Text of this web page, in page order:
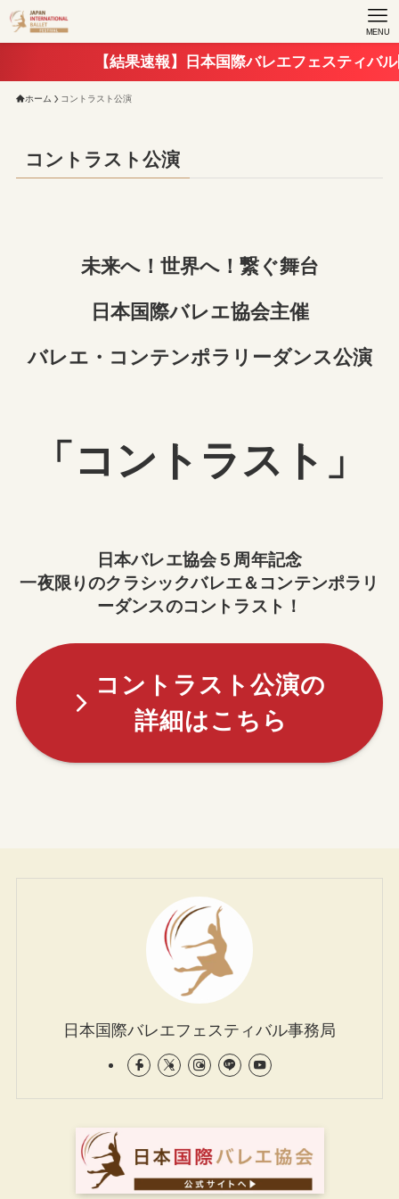
MENU
【結果速報】日本国際バレエフェスティバル
ホーム コントラスト公演
コントラスト公演
未来へ！世界へ！繋ぐ舞台
日本国際バレエ協会主催
バレエ・コンテンポラリーダンス公演
「コントラスト」
日本バレエ協会５周年記念
一夜限りのクラシックバレエ＆コンテンポラリ
ーダンスのコントラスト！
コントラスト公演の
詳細はこちら
日本国際バレエフェスティバル事務局